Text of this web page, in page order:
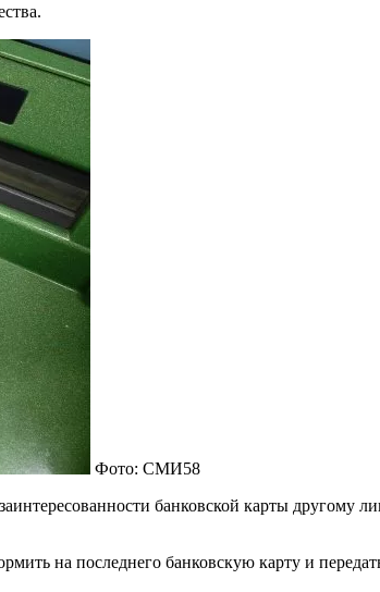
Фото: СМИ58
банковской карты
на последнего банковскую карту и